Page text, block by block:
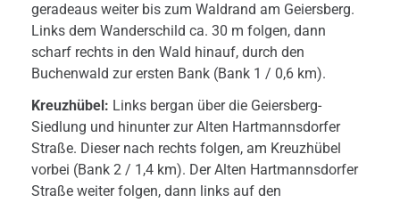
geradeaus weiter bis zum Waldrand am Geiersberg.
Links dem Wanderschild ca. 30 m folgen, dann
scharf rechts in den Wald hinauf, durch den
Buchenwald zur ersten Bank (Bank 1 / 0,6 km).
Kreuzhübel: Links bergan über die Geiersberg-
Siedlung und hinunter zur Alten Hartmannsdorfer
Straße. Dieser nach rechts folgen, am Kreuzhübel
vorbei (Bank 2 / 1,4 km). Der Alten Hartmannsdorfer
Straße weiter folgen, dann links auf den